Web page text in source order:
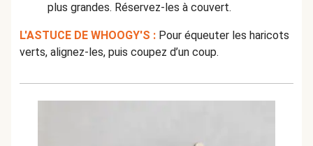
plus grandes. Réservez-les à couvert.
L'ASTUCE DE WHOOGY'S : Pour équeuter les haricots
verts, alignez-les, puis coupez d’un coup.